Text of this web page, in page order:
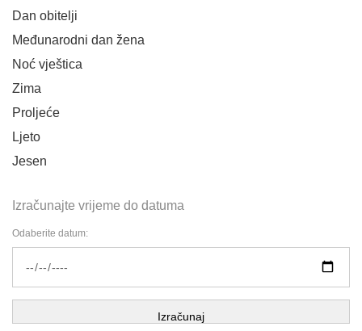
Dan obitelji
Međunarodni dan žena
Noć vještica
Zima
Proljeće
Ljeto
Jesen
Izračunajte vrijeme do datuma
Odaberite datum:
Izračunaj